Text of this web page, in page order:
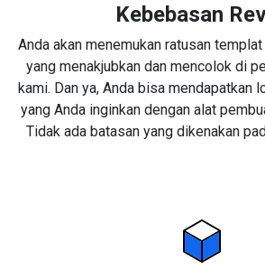
Kebebasan
Anda akan menemukan ratusan
yang menakjubkan dan mencolok di
kami. Dan ya, Anda bisa mendapatkan
yang Anda inginkan dengan alat
Tidak ada batasan yang dikenakan